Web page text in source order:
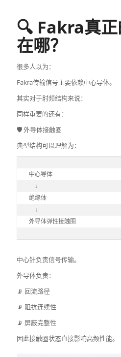
🔍 Fakra真
在哪？
很多人以为：
Fakra传输信号主要依赖中心导体。
其实对于射频结构来说：
同样重要的还有：
🛡️ 外导体接触圈
典型结构可以理解为：
中心导体
    ↓
绝缘体
    ↓
外导体弹性接触圈
中心针负责信号传输。
外导体负责：
📡 回流路径
📡 阻抗连续性
📡 屏蔽完整性
因此接触圈状态直接影响高频性能。